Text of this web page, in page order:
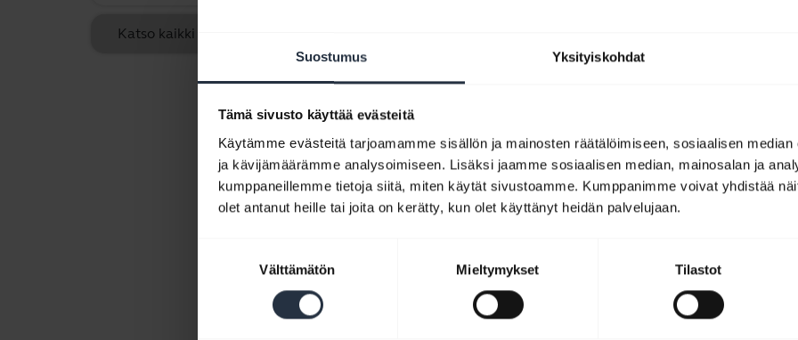
Suostumus Yksityiskohdat
Tämä sivusto käyttää evästeitä
Käytämme evästeitä tarjoamamme sisällön ja mainosten räätälöimiseen, sosiaalisen
ja kävijämäärämme analysoimiseen. Lisäksi jaamme sosiaalisen median, mainosalan ja
kumppaneillemme tietoja siitä, miten käytät sivustoamme. Kumppanimme voivat yhdistää
olet antanut heille tai joita on kerätty, kun olet käyttänyt heidän palvelujaan.
Välttämätön Mieltymykset Tilastot
Katso kaikki usein kysytyt kysymykset, jotka liittyvät tuotteeseen Jabra Evolve 30 II - USB-C, MS Stereo
Englanti